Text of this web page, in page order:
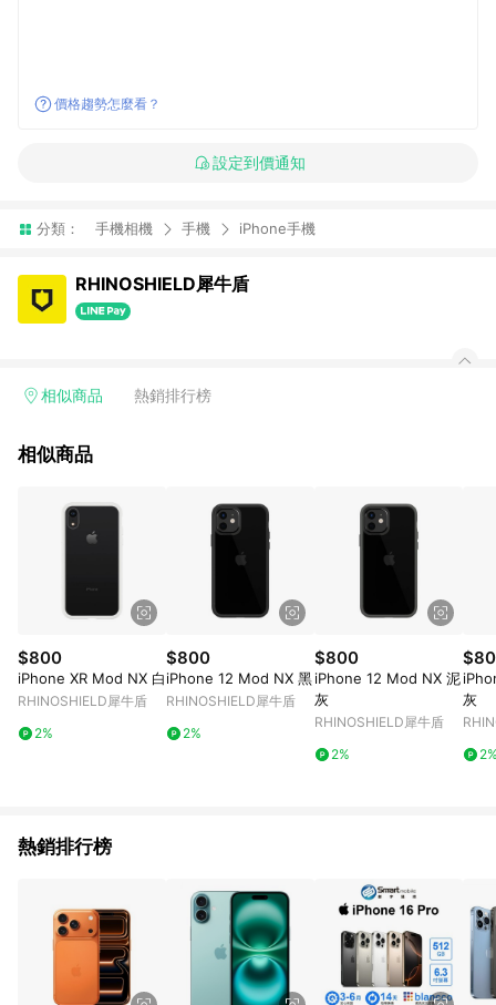
價格趨勢怎麼看？
設定到價通知
分類： 手機相機 手機 iPhone手機
RHINOSHIELD犀牛盾
相似商品 熱銷排行榜
相似商品
$800
iPhone XR Mod NX 白
RHINOSHIELD犀牛盾
2%
$800
iPhone 12 Mod NX 黑
RHINOSHIELD犀牛盾
2%
$800
iPhone 12 Mod NX 泥
灰
RHINOSHIELD犀牛盾
2%
灰
熱銷排行榜